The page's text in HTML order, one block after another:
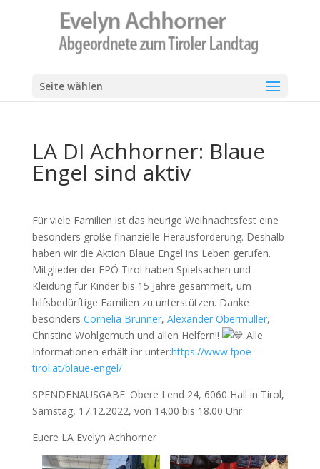
Seite wählen
LA DI Achhorner: Blaue
Engel sind aktiv
Für viele Familien ist das heurige Weihnachtsfest eine
besonders große finanzielle Herausforderung. Deshalb
haben wir die Aktion Blaue Engel ins Leben gerufen.
Mitglieder der FPÖ Tirol haben Spielsachen und
Kleidung für Kinder bis 15 Jahre gesammelt, um
hilfsbedürftige Familien zu unterstützen. Danke
besonders Cornelia Brunner, Alexander Obermüller,
Christine Wohlgemuth und allen Helfern!!
Alle
Informationen erhält ihr unter:https://www.fpoe-
tirol.at/blaue-engel/
SPENDENAUSGABE: Obere Lend 24, 6060 Hall in Tirol,
Samstag, 17.12.2022, von 14.00 bis 18.00 Uhr
Euere LA Evelyn Achhorner